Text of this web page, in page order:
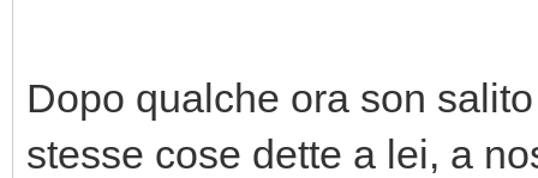
Dopo qualche ora son
stesse cose dette a lei, a